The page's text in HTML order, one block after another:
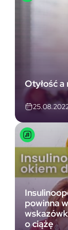
Otyłość a
powinna
o ciążę